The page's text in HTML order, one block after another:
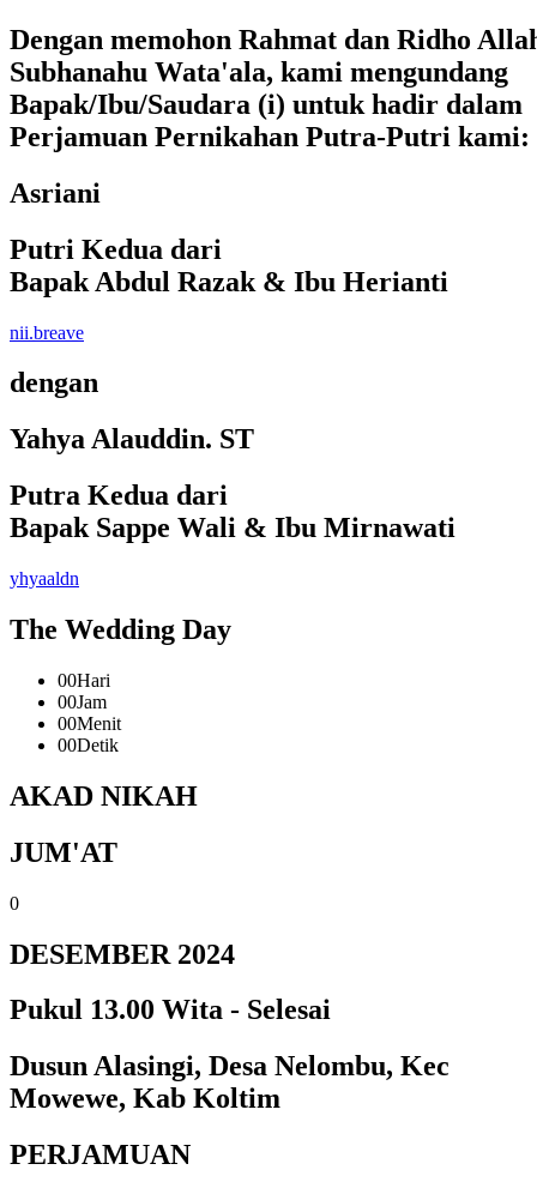
Dengan memohon Rahmat dan Ridho
Subhanahu Wata'ala, kami mengundang
Bapak/Ibu/Saudara (i) untuk hadir dalam
Perjamuan Pernikahan Putra-Putri kami:
Asriani
Putri Kedua dari
Bapak Abdul Razak & Ibu Herianti
nii.breave
dengan
Yahya Alauddin. ST
Putra Kedua dari
Bapak Sappe Wali & Ibu Mirnawati
yhyaaldn
The Wedding Day
00Hari
00Jam
00Menit
00Detik
AKAD NIKAH
JUM'AT
0
DESEMBER 2024
Pukul 13.00 Wita - Selesai
Dusun Alasingi, Desa Nelombu, Kec
Mowewe, Kab Koltim
PERJAMUAN